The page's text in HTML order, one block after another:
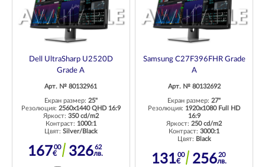
Dell UltraSharp U2520D
Grade A
Арт. № 80132961
Екран размер: 25"
Резолюция: 2560x1440 QHD 16:9
Яркост: 350 cd/m2
Контраст: 1000:1
Цвят: Silver/Black
16700
€ 32662
лв.
Samsung C27F396FHR Grade
A
Арт. № 80132692
Екран размер:27"
Резолюция: 1920x1080 Full HD
16:9
Яркост:250 cd/m2
Контраст:3000:1
Цвят: Black
13100
€ 25620
лв.